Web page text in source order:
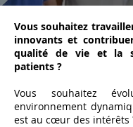
Vous souhaitez
innovants et
qualité de vie et la
patients ?
Vous souhaitez
environnement
est au cœur des intérêts